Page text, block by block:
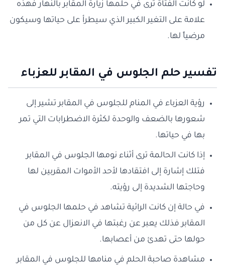
لو كانت الفتاة ترى في حلمها زيارة المقابر بالنهار فهذه
علامة على التغير الكبير الذي سيطرأ على حياتها وسيكون
مرضياً لها.
تفسير حلم الجلوس في المقابر للعزباء
رؤية العزباء في المنام للجلوس في المقابر تشير إلى
شعورها بالضعف والوحدة لكثرة الاضطرابات التي تمر
بها في حياتها.
إذا كانت الحالمة ترى أثناء نومها الجلوس في المقابر
فتلك إشارة إلى افتقادها لأحد الأموات المقربين لها
وحاجتها الشديدة إلى رؤيته.
في حالة إن كانت الرائية تشاهد في حلمها الجلوس في
المقابر فذلك يعبر عن رغبتها في الانعزال عن كل من
حولها حتى تهدئ من أعصابها.
مشاهدة صاحبة الحلم في منامها للجلوس في المقابر